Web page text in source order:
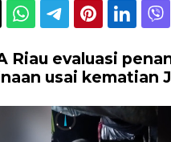
Riau evaluasi
usai kematian